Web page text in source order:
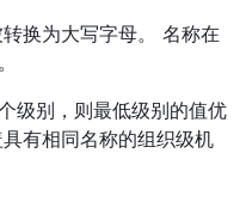
换为大写字母。 名称在
级别，则最低级别的值优
有相同名称的组织级机